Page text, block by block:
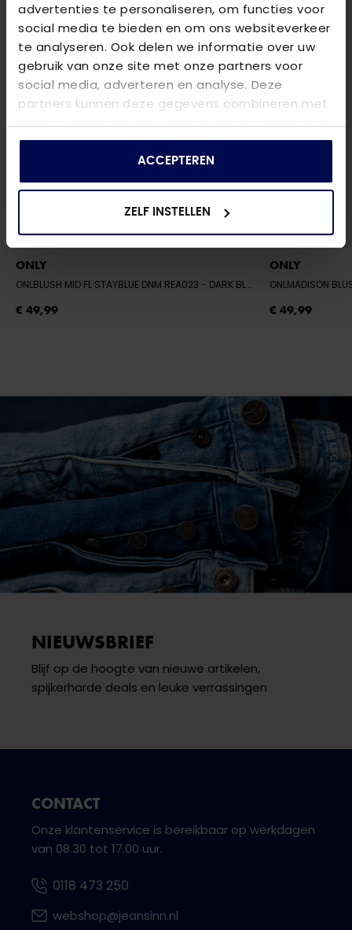
advertenties te personaliseren, om functies voor
social media te bieden en om ons websiteverkeer
te analyseren. Ook delen we informatie over uw
gebruik van onze site met onze partners voor
social media, adverteren en analyse. Deze
partners kunnen deze gegevens combineren met
andere informatie die u aan ze heeft verstrekt of
die ze hebben verzameld op basis van uw gebruik
ACCEPTEREN
ZELF INSTELLEN
ONLY
ONLBLUSH MID FL STAYBLUE DNM REA023 - DARK BLUE DENIM
€ 49,99
ONLY
ONLMADISON
€ 49,99
NIEUWSBRIEF
Blijf op de hoogte van nieuwe artikelen,
spijkerharde deals en leuke verrassingen
CONTACT
Onze klantenservice is bereikbaar op werkdagen
van 08.30 tot 17.00 uur.
0118 473 250
webshop@jeansinn.nl